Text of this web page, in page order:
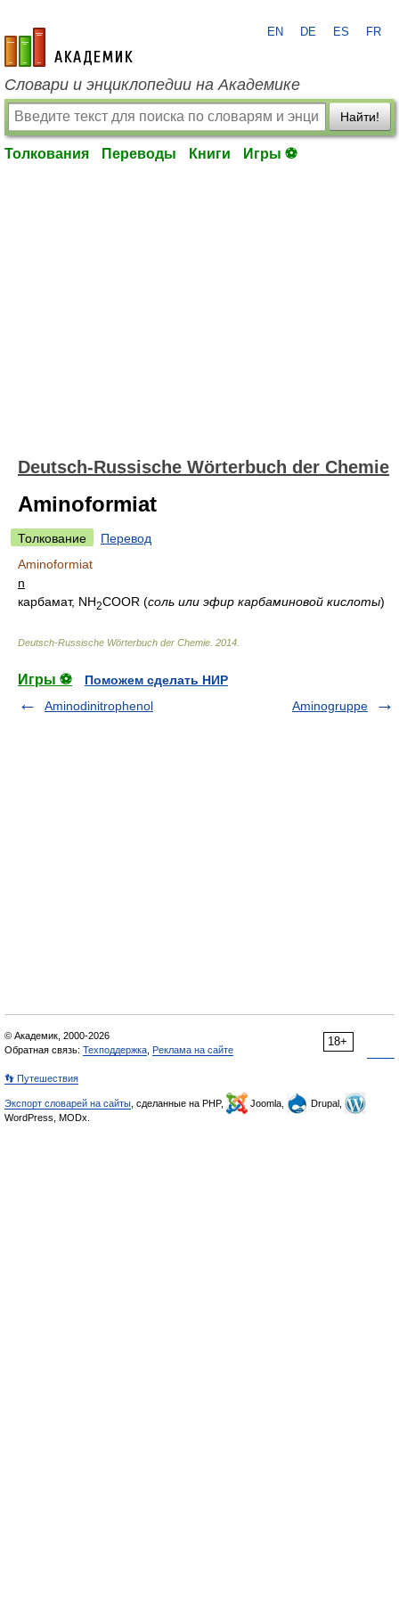
academic.ru
EN DE ES FR
Словари и энциклопедии на Академике
Найти!
Толкования Переводы Книги Игры ⚽
Deutsch-Russische Wörterbuch der Chemie
Aminoformiat
Толкование
Перевод
Aminoformiat
n
карбамат, NH2COOR (соль или эфир карбаминовой кислоты)
Deutsch-Russische Wörterbuch der Chemie 2014
Игры ⚽
Поможем сделать НИР
Aminodinitrophenol
Aminogruppe
18+
© Академик, 2000-2026
Обратная связь: Техподдержка Реклама на сайте
👣 Путешествия
Экспорт словарей на сайты , сделанные на PHP, Joomla,
Drupal,
WordPress, MODx.